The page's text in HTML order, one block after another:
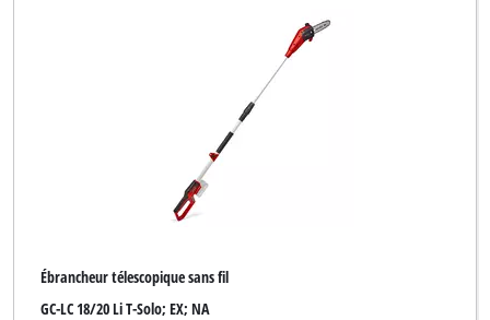
Ébrancheur télescopique sans fil
GC-LC 18/20 Li T-Solo; EX; NA